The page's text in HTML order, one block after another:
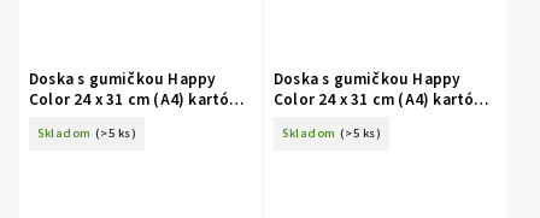
Doska s gumičkou Happy
Color 24 x 31 cm (A4) kartón -
Skladom (>5 ks)
Doska s gumičkou Happy
Color 24 x 31 cm (A4) kartón -
Skladom (>5 ks)